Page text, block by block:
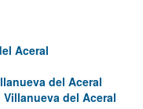
Aceral
del Aceral
del Aceral